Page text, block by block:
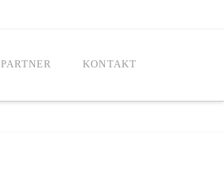
PARTNER KONTAKT